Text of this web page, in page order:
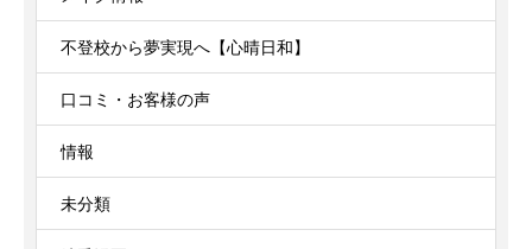
不登校から夢実現へ【心晴日和】
口コミ・お客様の声
情報
未分類